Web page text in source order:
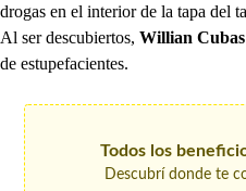
drogas en el interior de la tapa del
Al ser descubiertos, Willian Cubas
de estupefacientes.
Todos los
Descubrí donde te